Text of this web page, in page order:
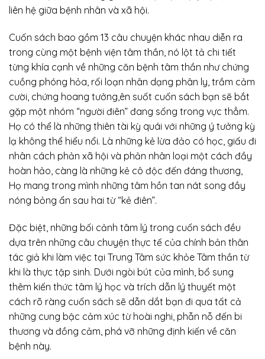
liên hệ giữa bệnh nhân và xã hội.
Cuốn sách bao gồm 13 câu chuyện khác nhau diễn ra
trong cùng một bệnh viện tâm thần, nó lột tả chi tiết
từng khía cạnh về những căn bệnh tâm thần như chứng
cuồng phóng hỏa, rối loạn nhân dạng phân ly, trầm cảm
cười, chứng hoang tưởng,ên suốt cuốn sách bạn sẽ bắt
gặp một nhóm “người điên” đang sống trong vực thẳm.
Họ có thể là những thiên tài kỳ quái với những ý tưởng kỳ
lạ không thể hiểu nổi. Là những kẻ lừa đảo có học, giấu đi
nhân cách phản xã hội và phản nhân loại một cách đầy
hoàn hảo, càng là những kẻ cô độc đến đáng thương,
Họ mang trong mình những tâm hồn tan nát song đầy
nóng bỏng ẩn sau hai từ “kẻ điên”.
Đặc biệt, những bối cảnh tâm lý trong cuốn sách đều
dựa trên những câu chuyện thực tế của chính bản thân
tác giả khi làm việc tại Trung Tâm sức khỏe Tâm thần từ
khi là thực tập sinh. Dưới ngòi bút của mình, bổ sung
thêm kiến thức tâm lý học và trích dẫn lý thuyết một
cách rõ ràng cuốn sách sẽ dẫn dắt bạn đi qua tất cả
những cung bậc cảm xúc từ hoài nghi, phẫn nỗ đến bi
thương và đồng cảm, phá vỡ những định kiến về căn
bệnh này.